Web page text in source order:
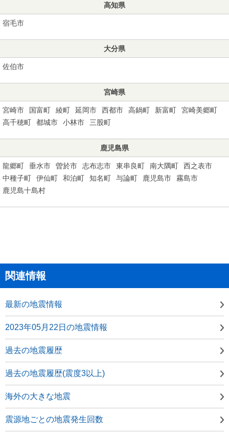
高知県
宿毛市
大分県
佐伯市
宮崎県
宮崎市 国富町 綾町 延岡市 西都市 高鍋町 新富町
宮崎美郷町
高千穂町
都城市 小林市 三股町
鹿児島県
龍郷町 垂水市 曽於市 志布志市 東串良町 南大隅町
西之表市
中種子町
伊仙町 和泊町 知名町 与論町 鹿児島市
霧島市
鹿児島十島村
関連情報
最新の地震情報
2023年05月22日の地震情報
過去の地震履歴
過去の地震履歴(震度3以上)
海外の大きな地震
震源地ごとの地震発生回数